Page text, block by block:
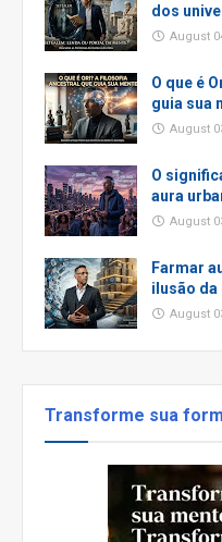
dos
August
O que é
guia sua
August
O
aura
August
Farmar
ilusão da
August
Transforme sua